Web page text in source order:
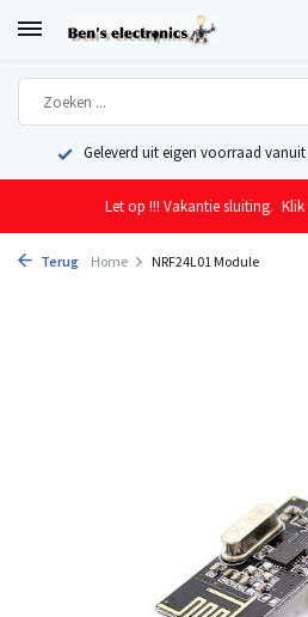
Geleverd uit eigen voorraad
Let op !!! Vakantie sluiting.
Terug Home NRF24L01 Module